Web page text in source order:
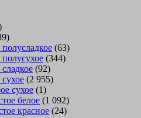
полусладкое (63)
полусухое (344)
(92)
(2 955)
сухое (1)
белое (1 092)
красное (24)